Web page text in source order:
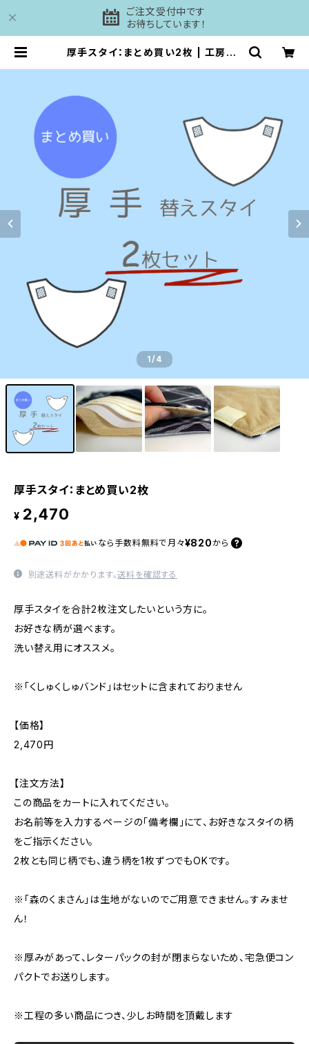
ご注文受付中です
お待ちしています！
厚手スタイ：まとめ買い2枚 | 工房DA
1/4
厚手スタイ：まとめ買い2枚
¥ 2,470
なら 手数料無料で 月々¥820 から
別途送料がかかります。送料を確認する
厚手スタイを合計2枚注文したいという方に。
お好きな柄が選べます。
洗い替え用にオススメ。
※「くしゅくしゅバンド」はセットに含まれておりません
【価格】
2,470円
【注文方法】
この商品をカートに入れてください。
お名前等を入力するページの「備考欄」にて、お好きなスタイの柄
をご指示ください。
2枚とも同じ柄でも、違う柄を1枚ずつでもOKです。
※「森のくまさん」は生地がないのでご用意できません。すみませ
ん！
※厚みがあって、レターパックの封が閉まらないため、宅急便コン
パクトでお送りします。
※工程の多い商品につき、少しお時間を頂戴します